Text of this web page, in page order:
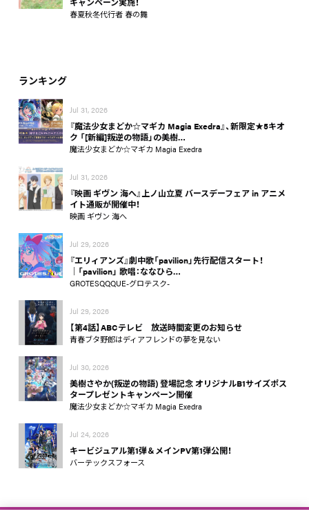
春夏秋冬代行者 春の舞
ランキング
Jul 31, 2026
『魔法少女まどか☆マギカ Magia Exedra』、新限定★5キオ
ク 「[新編]叛逆の物語」の美樹…
魔法少女まどか☆マギカ Magia Exedra
Jul 31, 2026
『映画 ギヴン 海へ』上ノ山立夏 バースデーフェア in アニメ
イト通販が開催中！
映画 ギヴン 海へ
Jul 29, 2026
『エリィアンズ』劇中歌「pavilion」先行配信スタート！
│「pavilion」 歌唱：ななひら…
GROTESQQQUE-グロテスク-
Jul 29, 2026
【第4話】ABCテレビ 放送時間変更のお知らせ
青春ブタ野郎はディアフレンドの夢を見ない
Jul 30, 2026
美樹さやか(叛逆の物語) 登場記念 オリジナルB1サイズポス
タープレゼントキャンペーン開催
魔法少女まどか☆マギカ Magia Exedra
Jul 24, 2026
キービジュアル第1弾＆メインPV第1弾公開！
バーテックスフォース